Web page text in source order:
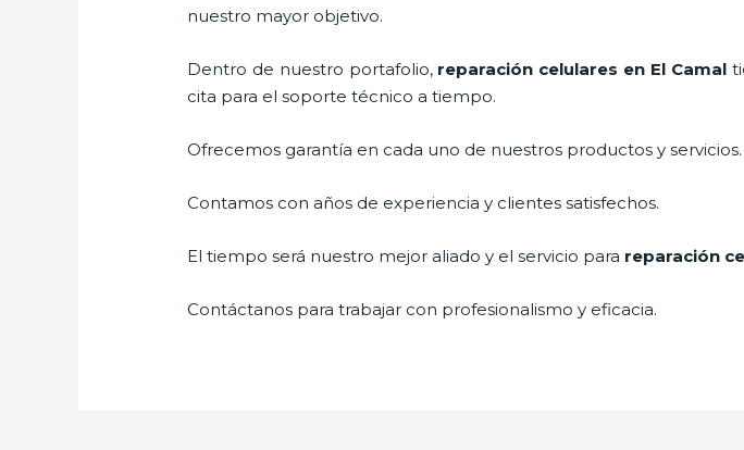
nuestro mayor objetivo.
Dentro de nuestro portafolio, reparación celulares en El Camal
cita para el soporte técnico a tiempo.
Ofrecemos garantía en cada uno de nuestros productos y servicios.
Contamos con años de experiencia y clientes satisfechos.
El tiempo será nuestro mejor aliado y el servicio para reparación
Contáctanos para trabajar con profesionalismo y eficacia.